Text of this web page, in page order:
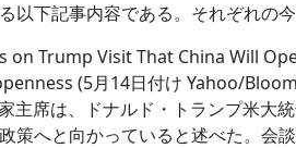
以下記事内容である。それぞれの
on Trump Visit That China Will
(5月14日付け Yahoo/
主席は、ドナルド・トランプ米大
策へと向かっていると述べた。会